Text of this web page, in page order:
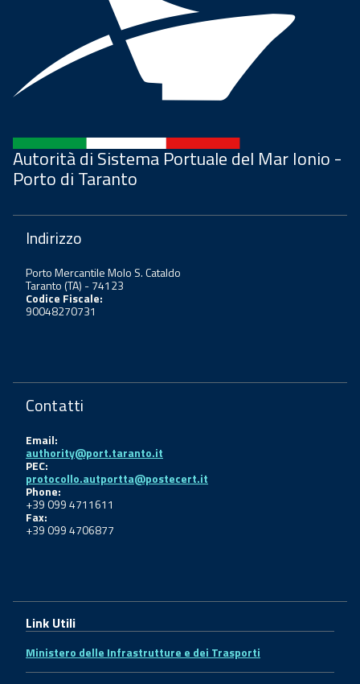
Autorità di Sistema Portuale del Mar Ionio -
Porto di Taranto
Indirizzo
Porto Mercantile Molo S. Cataldo
Taranto (TA) - 74123
Codice Fiscale:
90048270731
Contatti
Email:
authority@port.taranto.it
PEC:
protocollo.autportta@postecert.it
Phone:
+39 099 4711611
Fax:
+39 099 4706877
Link Utili
Ministero delle Infrastrutture e dei Trasporti